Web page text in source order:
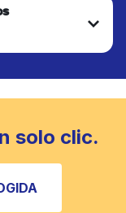
para
forma, color y
mantas y
piezas
lavadora
solo clic.